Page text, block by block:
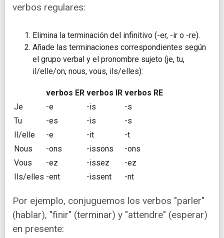
verbos regulares:
Elimina la terminación del infinitivo (-er, -ir o -re).
Añade las terminaciones correspondientes según
el grupo verbal y el pronombre sujeto (je, tu,
il/elle/on, nous, vous, ils/elles):
verbos ER verbos IR verbos RE
Je
-e -is
-s
Tu
-es -is
-s
Il/elle
-e -it
-t
Nous
-ons -issons
-ons
Vous
-ez -issez
-ez
Ils/elles -ent -issent -nt
Por ejemplo, conjuguemos los verbos "parler"
(hablar), "finir" (terminar) y "attendre" (esperar)
en presente: